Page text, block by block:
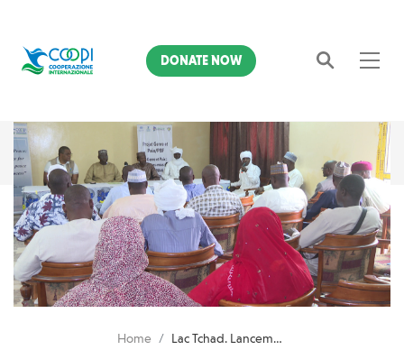
DONATE NOW
Home
Lac Tchad. Lancement de la deuxième phase du projet « Genre et Paix »